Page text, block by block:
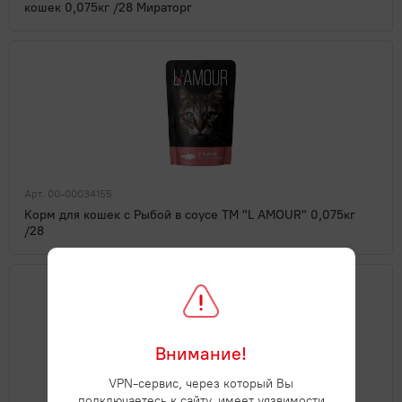
кошек 0,075кг /28 Мираторг
Арт. 00-00034155
Корм для кошек с Рыбой в соусе ТМ "L AMOUR" 0,075кг
/28
Внимание!
VPN-сервис, через который Вы